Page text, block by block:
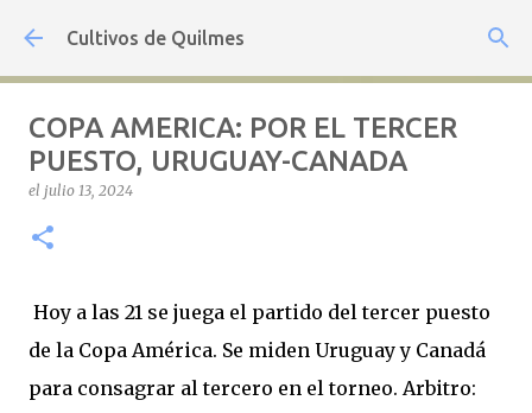
Ir al contenido principal
Cultivos de Quilmes
COPA AMERICA: POR EL TERCER
PUESTO, URUGUAY-CANADA
el julio 13, 2024
Hoy a las 21 se juega el partido del tercer puesto
de la Copa América. Se miden Uruguay y Canadá
para consagrar al tercero en el torneo. Arbitro: